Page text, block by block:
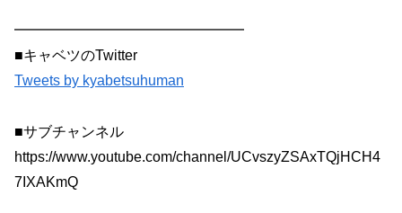
━━━━━━━━━━━━━━━━
■キャベツのTwitter
Tweets by kyabetsuhuman
■サブチャンネル
https://www.youtube.com/channel/UCvszyZSAxTQjHCH4
7IXAKmQ